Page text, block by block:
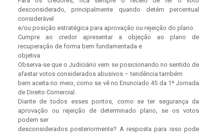
desconsiderado, principalmente quando detém percentual
considerável
e/ou posição estratégica para aprovação ou rejeição do plano.
Cumpre ao credor apresentar a objeção ao plano de
recuperação de forma bem fundamentada e
objetiva
Observa-se que o Judiciário vem se posicionando no sentido de
afastar votos considerados abusivos – tendência também
bem aceita no meio, como se vê no Enunciado 45 da 1ª Jornada
de Direito Comercial.
Diante de todos esses pontos, como se ter segurança da
aprovação ou rejeição de determinado plano, se os votos
podem ser
desconsiderados posteriormente? A resposta para isso pode